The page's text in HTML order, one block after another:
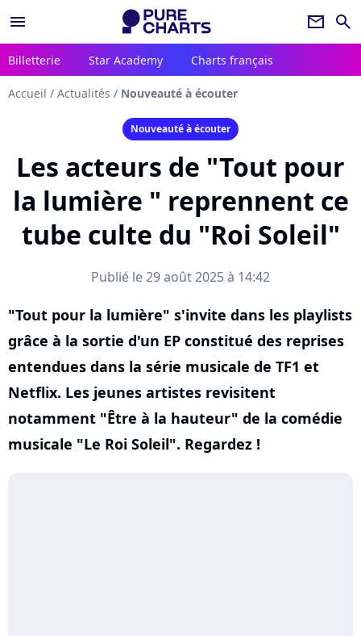
menu newsletter search
Billetterie Star Academy Charts français
Accueil / Actualités / Nouveauté à écouter
Nouveauté à écouter
Les acteurs de "Tout pour
la lumière " reprennent ce
tube culte du "Roi Soleil"
Publié le 29 août 2025 à 14:42
"Tout pour la lumière" s'invite dans les playlists
grâce à la sortie d'un EP constitué des reprises
entendues dans la série musicale de TF1 et
Netflix. Les jeunes artistes revisitent
notamment "Être à la hauteur" de la comédie
musicale "Le Roi Soleil". Regardez !